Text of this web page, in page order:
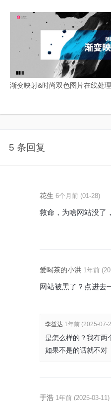
渐变映射&时尚双色图片在线处
5 条回复
花生 6个月前 (01-28)
救命，为啥网站没了
爱喝茶的小洪 1年前
网站被黑了？点进去
李益达 1年前 (2025-07-
是怎么样的？我有两
如果不是的话就不对
于浩 1年前 (2025-03-11)